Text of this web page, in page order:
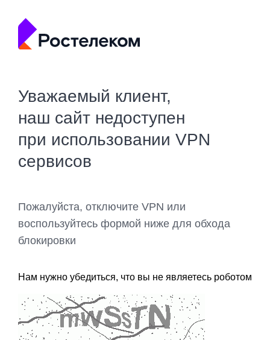
Уважаемый клиент,
наш сайт недоступен
при использовании VPN
сервисов
Пожалуйста, отключите VPN или
воспользуйтесь формой ниже для обхода
блокировки
Нам нужно убедиться, что вы не являетесь роботом